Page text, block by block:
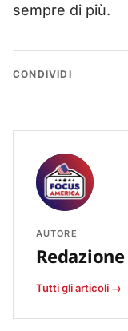
sempre di più.
CONDIVIDI
AUTORE
Redazione
Tutti gli articoli →